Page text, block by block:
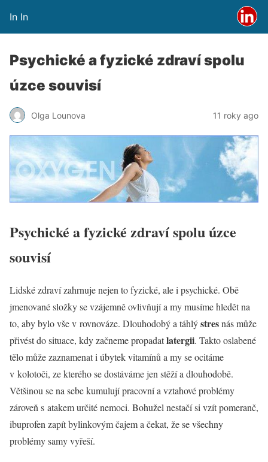
In In
Psychické a fyzické zdraví spolu
úzce souvisí
Olga Lounova 11 roky ago
Psychické a fyzické zdraví spolu úzce
souvisí
Lidské zdraví zahrnuje nejen to fyzické, ale i psychické. Obě
jmenované složky se vzájemně ovlivňují a my musíme hledět na
to, aby bylo vše v rovnováze. Dlouhodobý a táhlýstresnás může
přivést do situace, kdy začneme propadatlatergii. Takto oslabené
tělo může zaznamenat i úbytek vitamínů a my se ocitáme
v kolotoči, ze kterého se dostáváme jen stěží a dlouhodobě.
Většinou se na sebe kumulují pracovní a vztahové problémy
zároveň s atakem určité nemoci. Bohužel nestačí si vzít pomeranč,
ibuprofen zapít bylinkovým čajem a čekat, že se všechny
problémy samy vyřeší.